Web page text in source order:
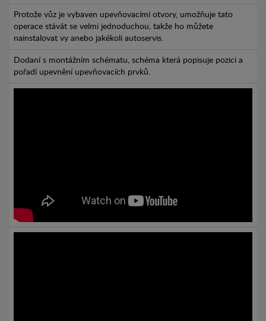
Protože vůz je vybaven upevňovacími otvory, umožňuje tato
operace stávát se velmi jednoduchou, takže ho můžete
nainstalovat vy anebo jakékoli autoservis.
Dodaní s montážním schématu, schéma která popisuje pozici a
pořadí upevnění upevňovacích prvků.